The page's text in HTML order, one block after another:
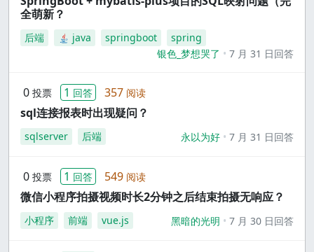
全萌新？
后端 java springboot
spring
银色_梦想哭了
7 月 31 日回答
0 投票 1 回答 357 阅读
sql连接报表时出现疑问？
sqlserver 后端 永以为好 7 月 31 日回答
0 投票 1 回答 549 阅读
微信小程序拍摄视频时长2分钟之后结束拍摄无响应？
小程序 前端 vue.js 黑暗的光明 7 月 30 日回答